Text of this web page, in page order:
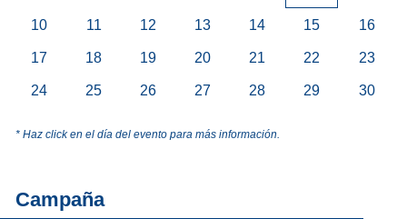
10 11 12 13 14 15 16
17 18 19 20 21 22 23
24 25 26 27 28 29 30
* Haz click en el día del evento para más información.
Campaña